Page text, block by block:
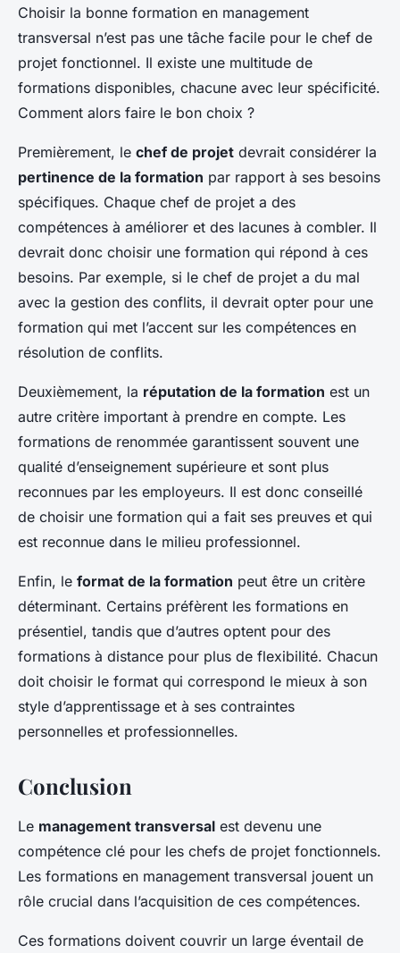
Choisir la bonne formation en management
transversal n’est pas une tâche facile pour le chef de
projet fonctionnel. Il existe une multitude de
formations disponibles, chacune avec leur spécificité.
Comment alors faire le bon choix ?
Premièrement, le chef de projet devrait considérer la
pertinence de la formation par rapport à ses besoins
spécifiques. Chaque chef de projet a des
compétences à améliorer et des lacunes à combler. Il
devrait donc choisir une formation qui répond à ces
besoins. Par exemple, si le chef de projet a du mal
avec la gestion des conflits, il devrait opter pour une
formation qui met l’accent sur les compétences en
résolution de conflits.
Deuxièmement, la réputation de la formation est un
autre critère important à prendre en compte. Les
formations de renommée garantissent souvent une
qualité d’enseignement supérieure et sont plus
reconnues par les employeurs. Il est donc conseillé
de choisir une formation qui a fait ses preuves et qui
est reconnue dans le milieu professionnel.
Enfin, le format de la formation peut être un critère
déterminant. Certains préfèrent les formations en
présentiel, tandis que d’autres optent pour des
formations à distance pour plus de flexibilité. Chacun
doit choisir le format qui correspond le mieux à son
style d’apprentissage et à ses contraintes
personnelles et professionnelles.
Conclusion
Le management transversal est devenu une
compétence clé pour les chefs de projet fonctionnels.
Les formations en management transversal jouent un
rôle crucial dans l’acquisition de ces compétences.
Ces formations doivent couvrir un large éventail de